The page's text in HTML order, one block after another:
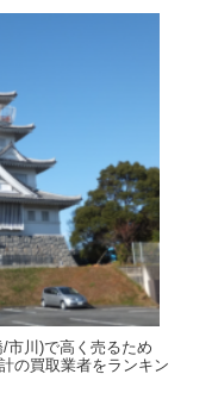
市川)で高く売るため
の買取業者をランキン